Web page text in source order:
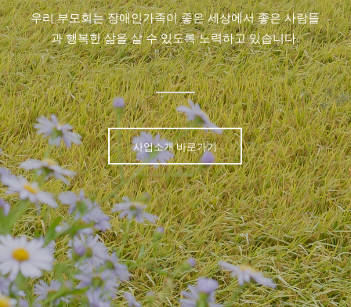
우리 부모회는 장애인가족이 좋은 세상에서 좋은 사람들
과 행복한 삶을 살 수 있도록 노력하고 있습니다.
사업소개 바로가기